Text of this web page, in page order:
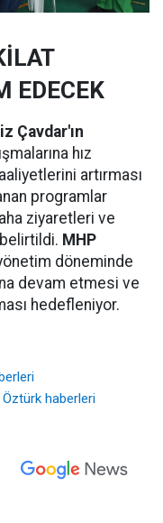
EDECEK
Çavdar'ın
hız
artırması
programlar
ziyaretleri ve
MHP
döneminde
devam etmesi ve
hedefleniyor.
Öztürk haberleri